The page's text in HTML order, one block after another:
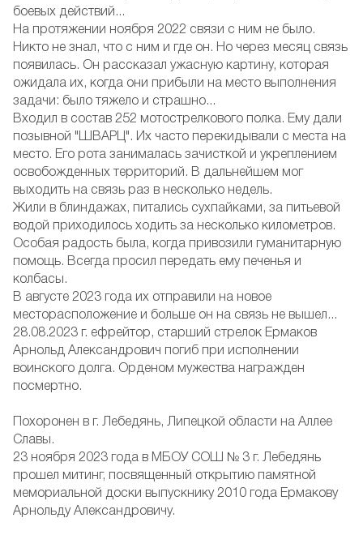
боевых действий...
На протяжении ноября 2022 связи с ним не было.
Никто не знал, что с ним и где он. Но через месяц связь
появилась. Он рассказал ужасную картину, которая
ожидала их, когда они прибыли на место выполнения
задачи: было тяжело и страшно...
Входил в состав 252 мотострелкового полка. Ему дали
позывной "ШВАРЦ". Их часто перекидывали с места на
место. Его рота занималась зачисткой и укреплением
освобожденных территорий. В дальнейшем мог
выходить на связь раз в несколько недель.
Жили в блиндажах, питались сухпайками, за питьевой
водой приходилось ходить за несколько километров.
Особая радость была, когда привозили гуманитарную
помощь. Всегда просил передать ему печенья и
колбасы.
В августе 2023 года их отправили на новое
месторасположение и больше он на связь не вышел...
28.08.2023 г. ефрейтор, старший стрелок Ермаков
Арнольд Александрович погиб при исполнении
воинского долга. Орденом мужества награжден
посмертно.
Похоронен в г. Лебедянь, Липецкой области на Аллее
Славы.
23 ноября 2023 года в МБОУ СОШ № 3 г. Лебедянь
прошел митинг, посвященный открытию памятной
мемориальной доски выпускнику 2010 года Ермакову
Арнольду Александровичу.